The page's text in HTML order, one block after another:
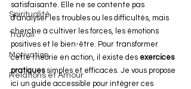
Spiritualité
Travail
Motivation
Relations et Amour
satisfaisante. Elle ne se contente pas
d’analyser les troubles ou les difficultés, mais
cherche à cultiver les forces, les émotions
positives et le bien-être. Pour transformer
cette théorie en action, il existe des exercices
pratiques simples et efficaces. Je vous propose
ici un guide accessible pour intégrer ces